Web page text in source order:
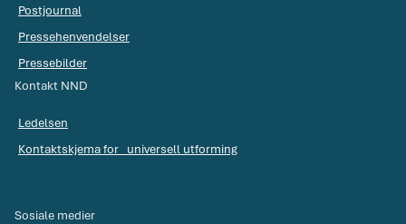
Postjournal
Pressehenvendelser
Pressebilder
Kontakt NND
Ledelsen
Kontaktskjema for universell utforming
Sosiale medier